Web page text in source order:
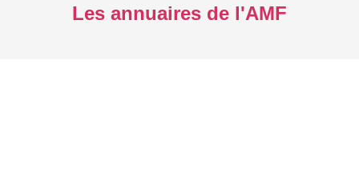
Les annuaires de l'AMF